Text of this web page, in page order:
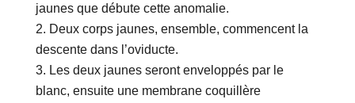
jaunes que débute cette anomalie.
Deux corps jaunes, ensemble, commencent la
descente dans l’oviducte.
Les deux jaunes seront enveloppés par le
blanc, ensuite une membrane coquillère